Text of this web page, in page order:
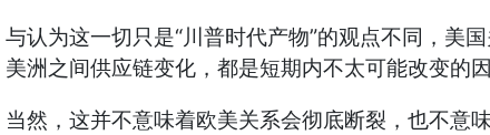
与认为这一切只是“川普时代产物”的观点不同，美
美洲之间供应链变化，都是短期内不太可能改变的因
当然，这并不意味着欧美关系会彻底断裂，也不意